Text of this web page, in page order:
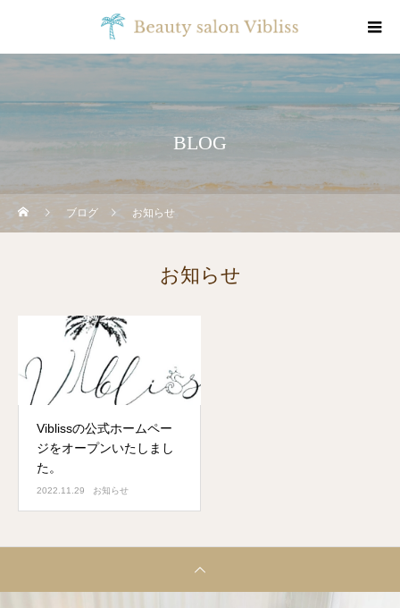
BLOG
ブログ お知らせ
お知らせ
Viblissの公式ホームペー
ジをオープンいたしまし
た。
2022.11.29 お知らせ